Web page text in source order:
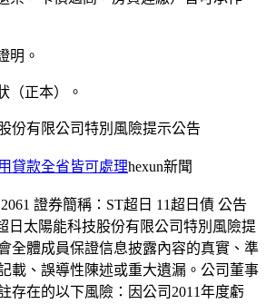
明。
（正本）。
份有限公司特別風險提示公告
貸款全省皆可處理hexun新聞
證券簡稱：ST超日 11超日債 公告
日太陽能科技股份有限公司特別風險提
全體成員保證信息披露內容的真實、準
載、誤導性陳述或重大遺漏。公司董事
存在的以下風險：因公司2011年度虧